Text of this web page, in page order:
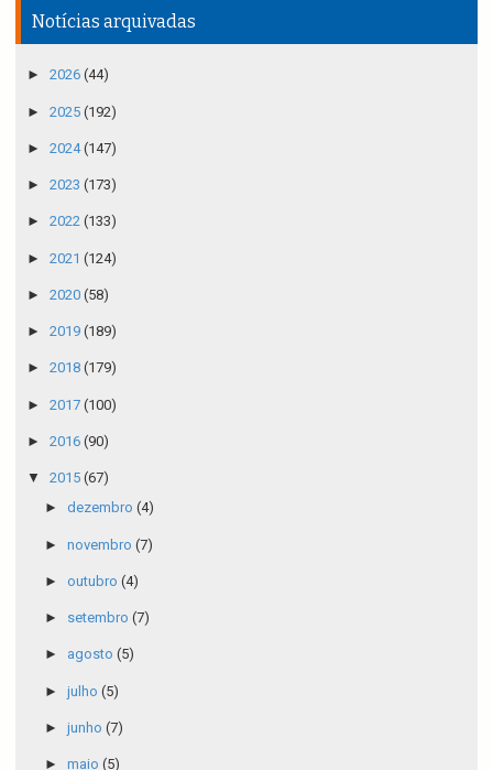
Notícias arquivadas
► 2026 (44)
► 2025 (192)
► 2024(147)
► 2023 (173)
► 2022 (133)
► 2021 (124)
► 2020 (58)
► 2019 (189)
► 2018 (179)
► 2017 (100)
► 2016 (90)
▼ 2015 (67)
► dezembro (4)
► novembro (7)
► outubro (4)
► setembro (7)
► agosto (5)
► julho (5)
► junho (7)
► maio (5)